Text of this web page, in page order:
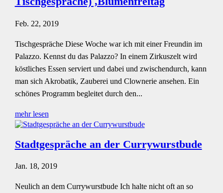
Feb. 22, 2019
Tischgespräche Diese Woche war ich mit einer Freundin im
Palazzo. Kennst du das Palazzo? In einem Zirkuszelt wird
köstliches Essen serviert und dabei und zwischendurch, kann
man sich Akrobatik, Zauberei und Clownerie ansehen. Ein
schönes Programm begleitet durch den...
mehr lesen
Stadtgespräche an der Currywurstbude
Jan. 18, 2019
Neulich an dem Currywurstbude Ich halte nicht oft an so